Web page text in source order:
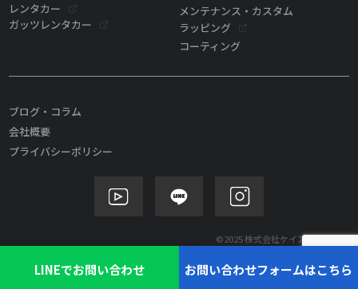
LINEでお問い合わせ お問い合わせフォームはこちら
レンタカー
ガッツレンタカー
メンテナンス・カスタム
ラッピング
コーティング
ブログ・コラム
会社概要
プライバシーポリシー
©2025 株式会社ケイズモビリティ